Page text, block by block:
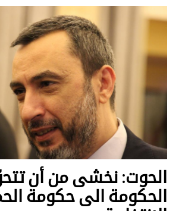
الحوت: نخشى من أن
الحكومة الى حكومة